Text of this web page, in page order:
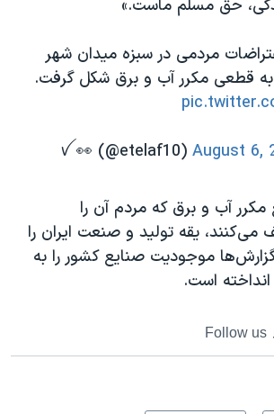
حق مسلم ماست.»
مردمی در سبزه میدان شهر
به قطعی مکرر آب و برق شکل گرفت.
August 6,
آب و برق که مردم آن را
می‌کنند، یقه تولید و صنعت ایران را
موجودیت صنایع کشور را به
است.
Follow us